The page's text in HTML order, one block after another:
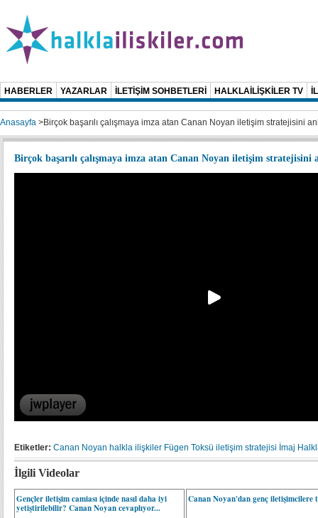
HABERLER YAZARLAR İLETİŞİM SOHBETLERİ HALKLAİLİŞKİLER TV
Anasayfa >Birçok başarılı çalışmaya imza atan Canan Noyan iletişim stratejisini
Birçok başarılı çalışmaya imza atan Canan Noyan iletişim stratejisini
Etiketler: Canan Noyan halkla ilişkiler Fügen Toksü iletişim stratejisi İmaj
İlgili Videolar
Gençler iletişim camiası içinde nasıl daha iyi
yetiştirilebilir? Canan Noyan cevaplıyor...
Canan Noyan'dan genç iletişimcilere